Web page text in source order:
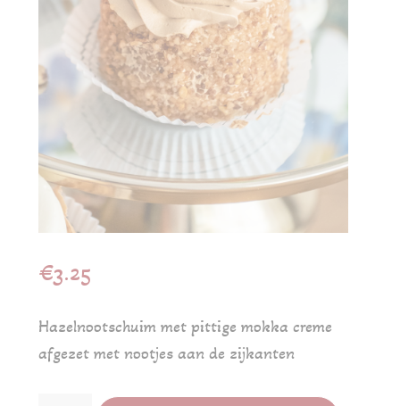
€3.25
Hazelnootschuim met pittige mokka creme
afgezet met nootjes aan de zijkanten